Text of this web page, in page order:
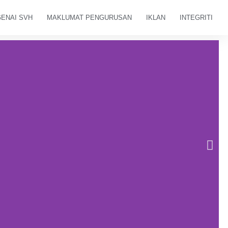
SVH MAKLUMAT PENGURUSAN IKLAN INTEGRITI